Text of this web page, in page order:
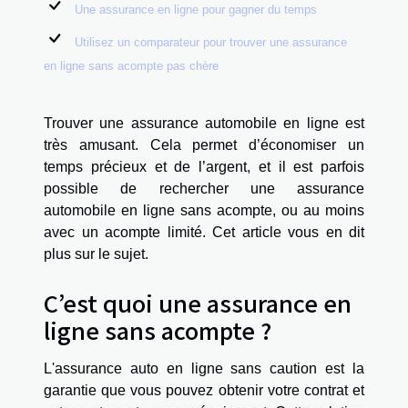
Une assurance en ligne pour gagner du temps
Utilisez un comparateur pour trouver une assurance
en ligne sans acompte pas chère
Trouver une assurance automobile en ligne est
très amusant. Cela permet d’économiser un
temps précieux et de l’argent, et il est parfois
possible de rechercher une assurance
automobile en ligne sans acompte, ou au moins
avec un acompte limité. Cet article vous en dit
plus sur le sujet.
C’est quoi une assurance en
ligne sans acompte ?
L'assurance auto en ligne sans caution est la
garantie que vous pouvez obtenir votre contrat et